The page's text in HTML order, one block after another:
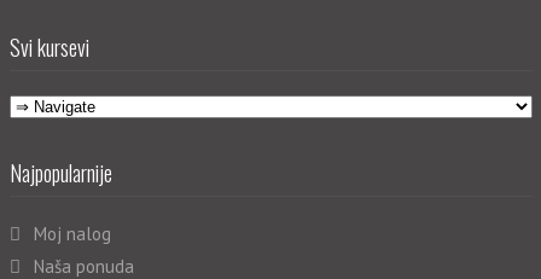
Svi kursevi
Najpopularnije
Moj nalog
Naša ponuda